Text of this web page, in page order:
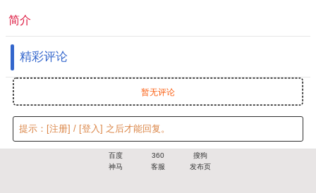
简介
精彩评论
暂无评论
提示： [注册] / [登入] 之后才能回复。
百度 360
搜狗
神马
客服 发布页